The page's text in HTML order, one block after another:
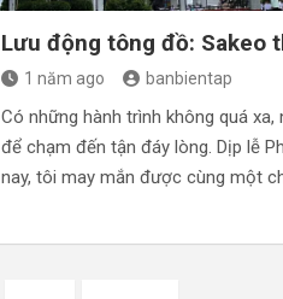
Lưu động tông đồ: Sakeo
1 năm ago banbientap
Có những hành trình không quá xa,
để chạm đến tận đáy lòng. Dịp lễ
nay, tôi may mắn được cùng một